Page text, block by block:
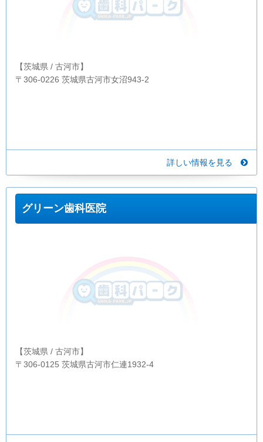
【茨城県 / 古河市】
〒306-0226 茨城県古河市女沼943-2
詳しい情報を見る
グリーン歯科医院
【茨城県 / 古河市】
〒306-0125 茨城県古河市仁連1932-4